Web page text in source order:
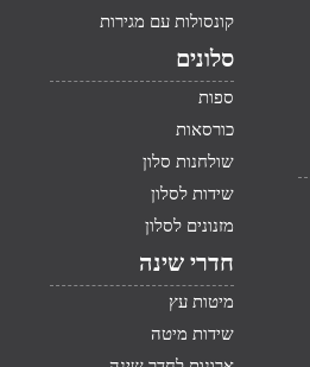
קונסולות עם מגירות
סלונים
ספות
כורסאות
שולחנות סלון
שידות לסלון
מזנונים לסלון
חדרי שינה
מיטות עץ
שידות מיטה